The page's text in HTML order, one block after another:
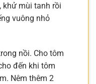
khử mùi tanh rồi
vuông nhỏ
nồi. Cho tôm
đến khi tôm
Nêm thêm 2